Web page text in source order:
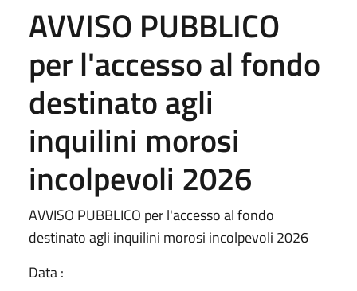
AVVISO PUBBLICO
per l'accesso al fondo
destinato agli
inquilini morosi
incolpevoli 2026
AVVISO PUBBLICO per l'accesso al fondo
destinato agli inquilini morosi incolpevoli 2026
Data :